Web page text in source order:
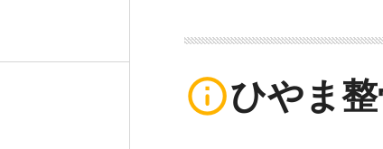
info_outlineひやま